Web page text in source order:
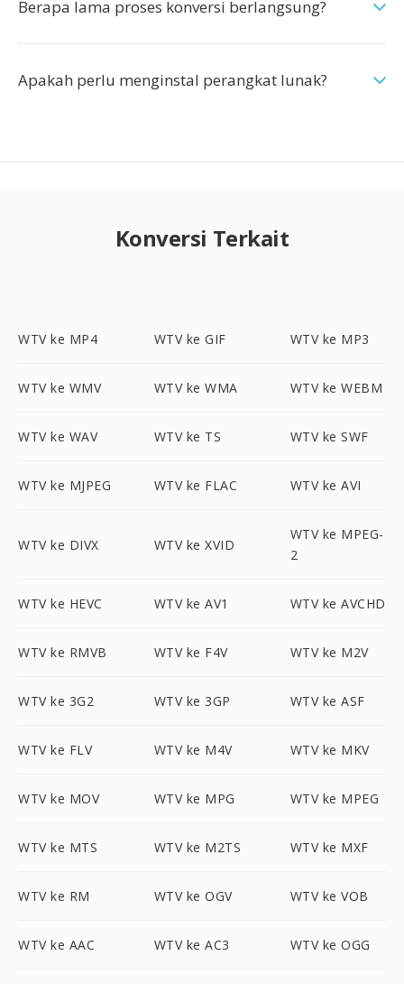
Berapa lama proses konversi berlangsung?
Apakah perlu menginstal perangkat lunak?
Konversi Terkait
WTV ke MP4 WTV ke GIF WTV ke MP3
WTV ke WMV WTV ke WMA WTV ke WEBM
WTV ke WAV WTV ke TS WTV ke SWF
WTV ke MJPEG WTV ke FLAC WTV ke AVI
WTV ke DIVX WTV ke XVID
WTV ke MPEG-
2
WTV ke HEVC WTV ke AV1 WTV ke AVCHD
WTV ke RMVB WTV ke F4V WTV ke M2V
WTV ke 3G2 WTV ke 3GP WTV ke ASF
WTV ke FLV WTV ke M4V WTV ke MKV
WTV ke MOV WTV ke MPG WTV ke MPEG
WTV ke MTS WTV ke M2TS WTV ke MXF
WTV ke RM WTV ke OGV WTV ke VOB
WTV ke AAC WTV ke AC3 WTV ke OGG